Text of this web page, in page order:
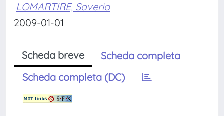
LOMARTIRE, Saverio
2009-01-01
Scheda breve
Scheda completa
Scheda completa (DC)